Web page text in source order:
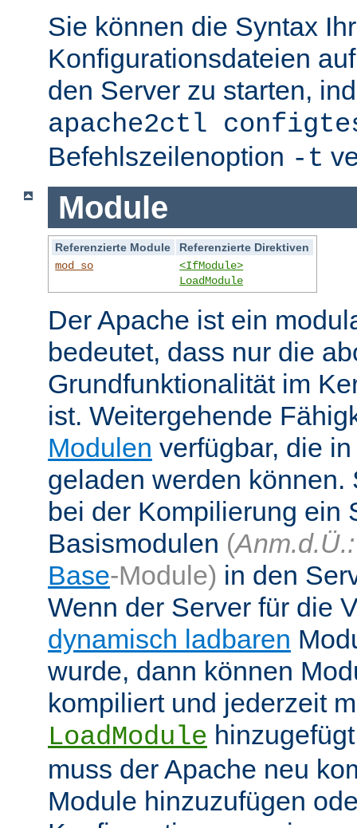
Sie können die Syntax
Konfigurationsdateien
den Server zu starten,
apache2ctl
Befehlszeilenoption -t
Module
Referenzierte Module
Referenzierte Direktiven
mod_so
<IfModule>
LoadModule
Der Apache ist ein
bedeutet, dass nur die
Grundfunktionalität im
ist. Weitergehende
Modulen verfügbar, die
geladen werden
bei der Kompilierung ein
Basismodulen (Anm.d.Ü.:
Base-Module) in den
Wenn der Server für die
dynamisch ladbaren
wurde, dann können
kompiliert und jederzeit
LoadModule
muss der Apache neu
Module hinzuzufügen